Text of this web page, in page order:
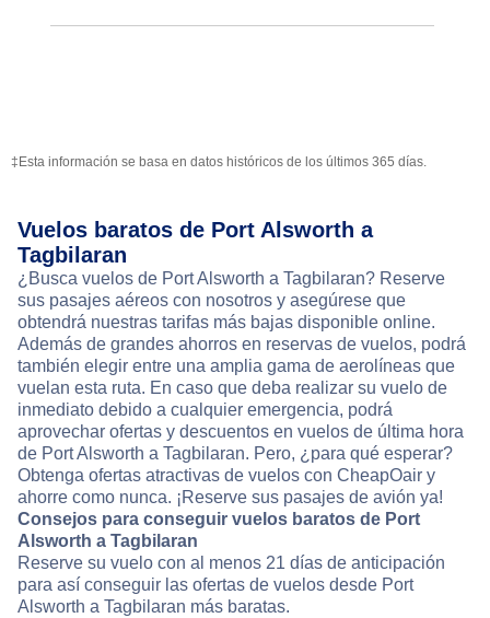
‡Esta información se basa en datos históricos de los últimos 365 días.
Vuelos baratos de Port Alsworth a
Tagbilaran
¿Busca vuelos de Port Alsworth a Tagbilaran? Reserve
sus pasajes aéreos con nosotros y asegúrese que
obtendrá nuestras tarifas más bajas disponible online.
Además de grandes ahorros en reservas de vuelos, podrá
también elegir entre una amplia gama de aerolíneas que
vuelan esta ruta. En caso que deba realizar su vuelo de
inmediato debido a cualquier emergencia, podrá
aprovechar ofertas y descuentos en vuelos de última hora
de Port Alsworth a Tagbilaran. Pero, ¿para qué esperar?
Obtenga ofertas atractivas de vuelos con CheapOair y
ahorre como nunca. ¡Reserve sus pasajes de avión ya!
Consejos para conseguir vuelos baratos de Port
Alsworth a Tagbilaran
Reserve su vuelo con al menos 21 días de anticipación
para así conseguir las ofertas de vuelos desde Port
Alsworth a Tagbilaran más baratas.